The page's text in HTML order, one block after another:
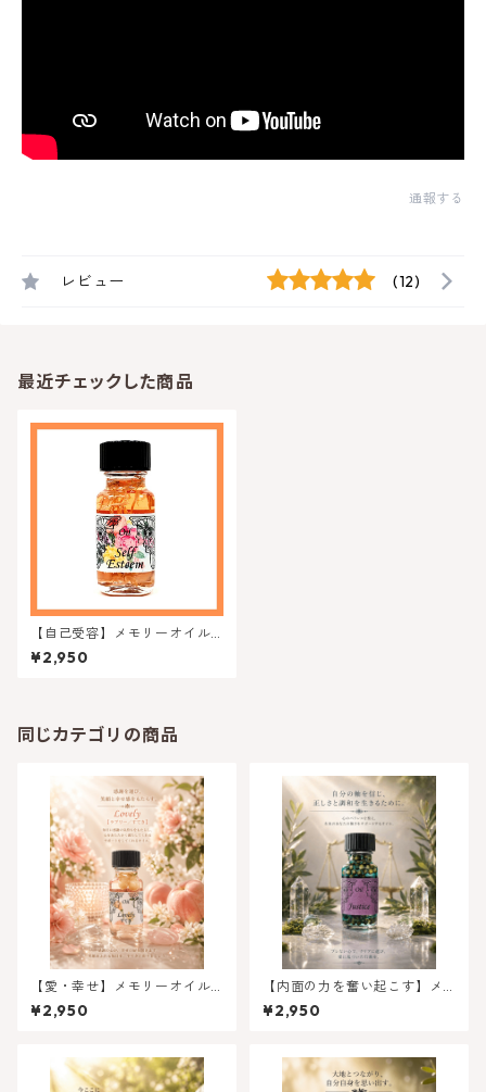
通報する
レビュー (12)
最近チェックした商品
【自己受容】メモリーオイル-
セルフエスティーム
¥2,950
同じカテゴリの商品
【愛・幸せ】メモリーオイル-
ラブリー （すてき）特別限定
オイル
¥2,950
【内面の力を奮い起こす】メ
モリーオイル - ジャスティス
正義
¥2,950